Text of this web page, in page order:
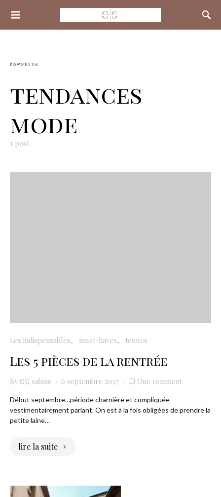
Search for:
Browsing Tag
tendances
mode
1 post
Les indispensables must-haves tenues
Les 5 pièces de la rentrée
By sabine 6 septembre 2017 One comment
Début septembre…période charnière et compliquée
vestimentairement parlant. On est à la fois obligées de prendre la
petite laine…
lire la suite